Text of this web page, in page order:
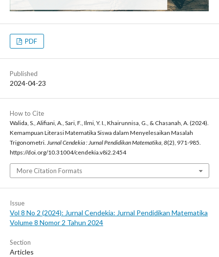
PDF
Published
2024-04-23
How to Cite
Walida, S., Alifiani, A., Sari, F., Ilmi, Y. I., Khairunnisa, G., & Chasanah, A. (2024).
Kemampuan Literasi Matematika Siswa dalam Menyelesaikan Masalah
Trigonometri. Jurnal Cendekia : Jurnal Pendidikan Matematika, 8(2), 971-985.
https://doi.org/10.31004/cendekia.v8i2.2454
More Citation Formats
Issue
Vol 8 No 2 (2024): Jurnal Cendekia: Jurnal Pendidikan Matematika
Volume 8 Nomor 2 Tahun 2024
Section
Articles